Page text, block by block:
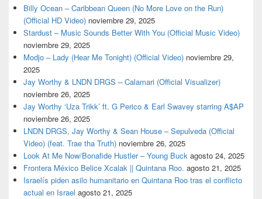
Billy Ocean – Caribbean Queen (No More Love on the Run)
(Official HD Video) noviembre 29, 2025
Stardust – Music Sounds Better With You (Official Music Video)
noviembre 29, 2025
Modjo – Lady (Hear Me Tonight) (Official Video) noviembre 29,
2025
Jay Worthy & LNDN DRGS – Calamari (Official Visualizer)
noviembre 26, 2025
Jay Worthy ‘Uza Trikk’ ft. G Perico & Earl Swavey starring A$AP
noviembre 26, 2025
LNDN DRGS, Jay Worthy & Sean House – Sepulveda (Official
Video) (feat. Trae tha Truth) noviembre 26, 2025
Look At Me Now/Bonafide Hustler – Young Buck agosto 24, 2025
Frontera México Belice Xcalak || Quintana Roo. agosto 21, 2025
Israelís piden asilo humanitario en Quintana Roo tras el conflicto
actual en Israel agosto 21, 2025